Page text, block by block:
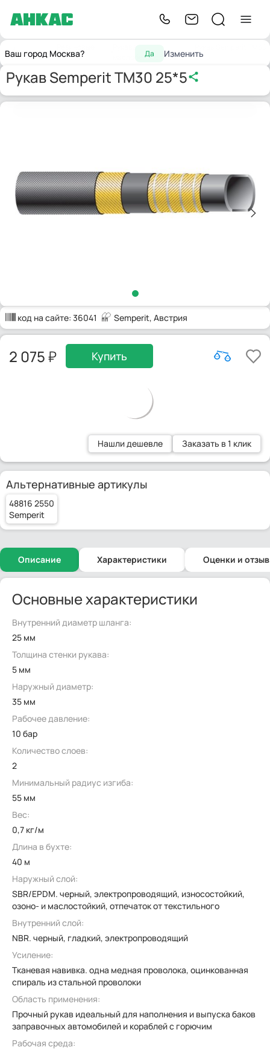
Ваш город Москва? Да Изменить
Главнаяшланги
маслобензостойкие
25*5
Рукав Semperit TM30 25*5
код на сайте: 36041 Semperit, Австрия
2 075 Купить
Нашли дешевле Заказать в 1 клик
Альтернативные артикулы
48816 2550
Semperit
Описание Характеристики Оценки и
Основные характеристики
Внутренний диаметр шланга:
25 мм
Толщина стенки рукава:
5 мм
Наружный диаметр:
35 мм
Рабочее давление:
10 бар
Количество слоев:
2
Минимальный радиус изгиба:
55 мм
Вес:
0,7 кг/м
Длина в бухте:
40 м
Наружный слой:
SBR/EPDM. черный, электропроводящий, износостойкий,
озоно- и маслостойкий, отпечаток от текстильного
Внутренний слой:
NBR. черный, гладкий, электропроводящий
Усиление:
Тканевая навивка. одна медная проволока, оцинкованная
спираль из стальной проволоки
Область применения:
Прочный рукав идеальный для наполнения и выпуска баков
заправочных автомобилей и кораблей с горючим
Рабочая среда: